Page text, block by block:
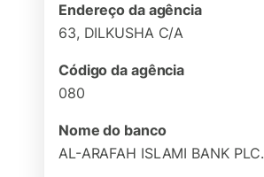
Endereço da agência
63, DILKUSHA C/A
Código da agência
080
Nome do banco
AL-ARAFAH ISLAMI BANK PLC.